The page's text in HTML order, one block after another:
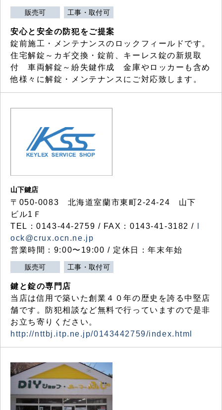
販売可 工事・取付可
安心と安全の防犯をご提案
錠前施工・メンテナンスのロックフィールドです。
住宅解錠～カギ交換・錠前、キーレス錠の新規取
付 車両解錠～紛失鍵作成 金庫やロッカーも含め
他様々に解錠・メンテナンスにご対応致します。
山下鍵店
〒050-0083 北海道室蘭市東町2-24-24 山下
ビル1Ｆ
TEL：0143-44-2759 / FAX：0143-41-3182 /
ock@crux.ocn.ne.jp
営業時間：9:00〜19:00 / 定休日：年末年始
販売可 工事・取付可
鍵と錠の専門店
当店は信用で築いた創業４０年の歴史を誇る中堅店
舗です。防犯相談など無料で行っていますので是非
お立ち寄りください。
http://nttbj.itp.ne.jp/0143442759/index.html